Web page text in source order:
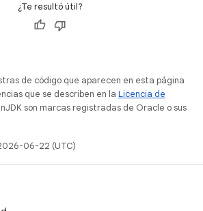
¿Te resultó útil?
de código que aparecen en esta página
que se describen en la Licencia de
son marcas registradas de Oracle o sus
06-22 (UTC)